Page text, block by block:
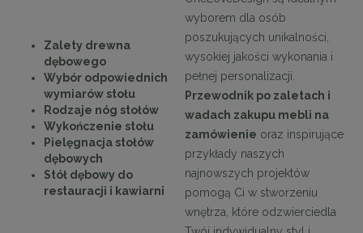
Zalety drewna
dębowego
Wybór odpowiednich
wymiarów stołu
Rodzaje nóg stołów
Wykończenie stołu
Pielęgnacja stołów
dębowych
Stół dębowy do
restauracji i kawiarni
wyborem dla osób
poszukujących unikalności,
wysokiej jakości wykonania i
pełnej personalizacji.
Przewodnik po zaletach i
wadach zakupu mebli na
zamówienie oraz inspirujące
przykłady naszych
najnowszych projektów
pomogą Ci w stworzeniu
wnętrza, które odzwierciedla